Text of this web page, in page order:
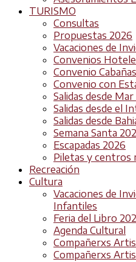
TURISMO
Consultas
Propuestas 2026
Vacaciones de
Convenios
Convenio
Convenio con
Salidas desde
Salidas desde el
Salidas desde
Semana Santa
Escapadas 2026
Piletas y centros
Recreación
Cultura
Vacaciones de
Infantiles
Feria del Libro
Agenda Cultural
Compañerxs
Compañerxs